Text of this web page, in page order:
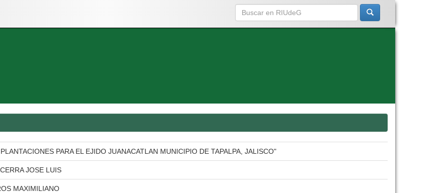
PARA EL EJIDO JUANACATLAN MUNICIPIO DE TAPALPA, JALISCO"
JOSE LUIS
MAXIMILIANO